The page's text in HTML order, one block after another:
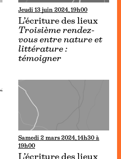
Jeudi 13 juin 2024, 19h00
L’écriture des lieux
Troisième rendez-
vous entre nature et
littérature :
témoigner
Samedi 2 mars 2024, 14h30 à
19h00